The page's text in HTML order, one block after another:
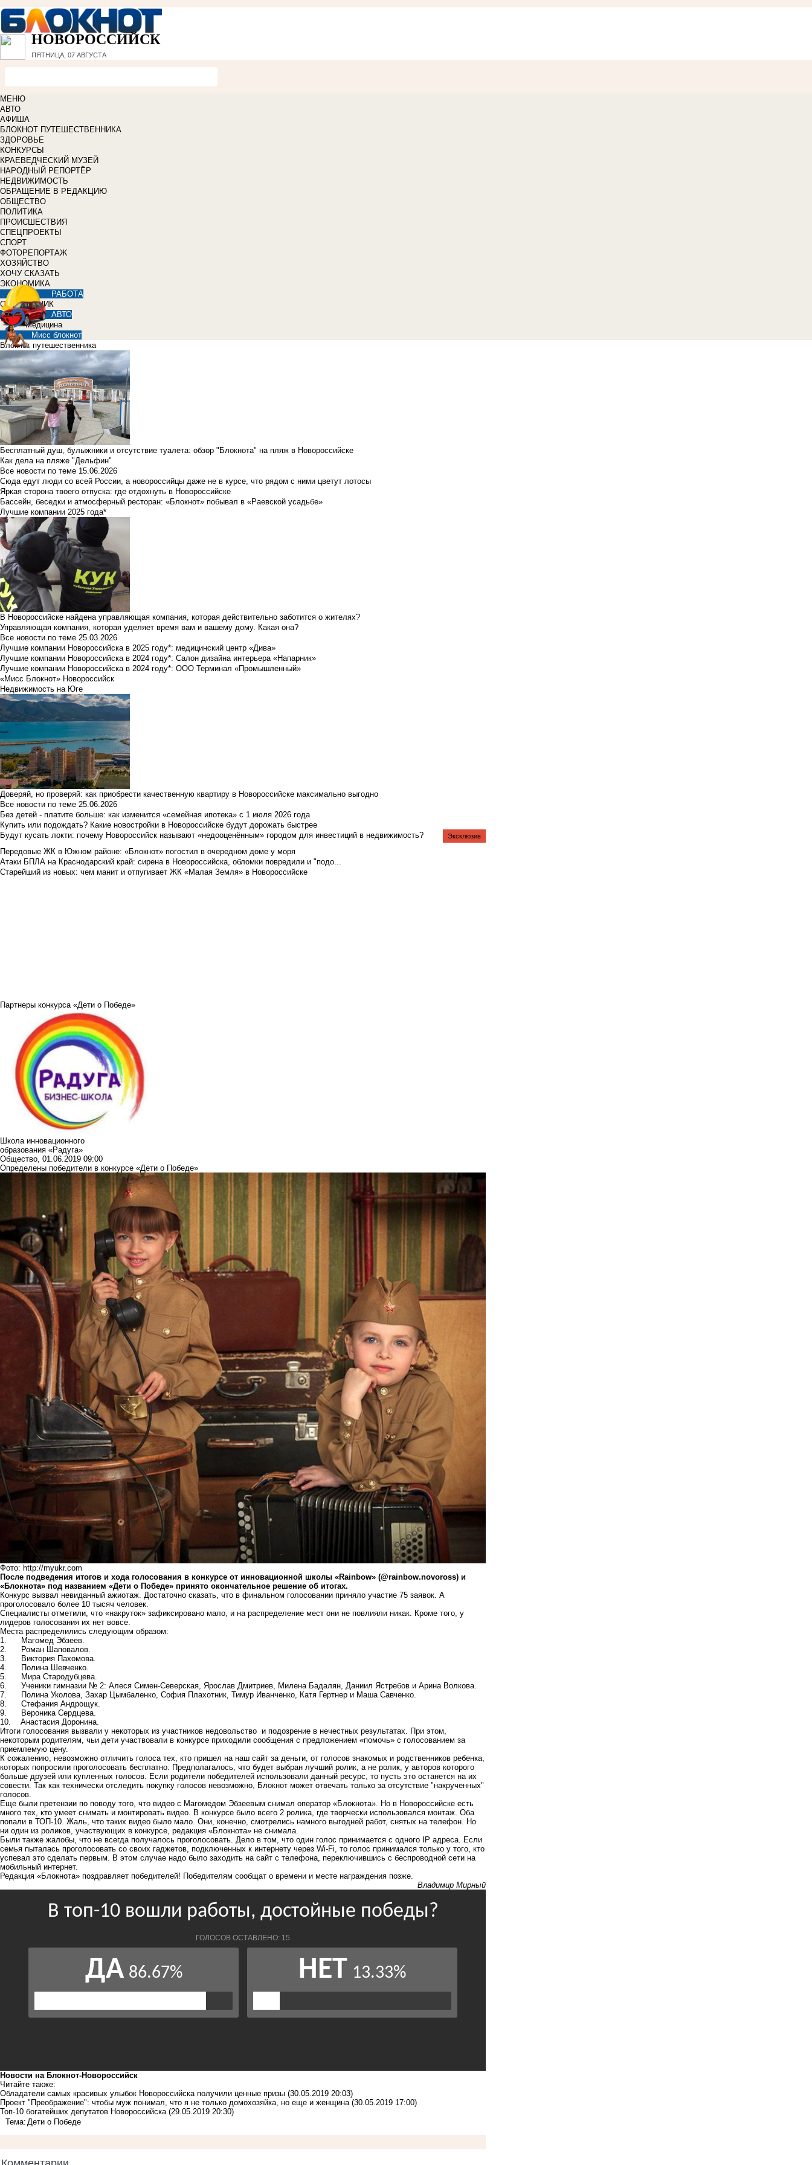
НОВОРОССИЙСК
ПЯТНИЦА, 07 АВГУСТА
МЕНЮ
АВТО
АФИША
БЛОКНОТ ПУТЕШЕСТВЕННИКА
ЗДОРОВЬЕ
КОНКУРСЫ
КРАЕВЕДЧЕСКИЙ МУЗЕЙ
НАРОДНЫЙ РЕПОРТЁР
НЕДВИЖИМОСТЬ
ОБРАЩЕНИЕ В РЕДАКЦИЮ
ОБЩЕСТВО
ПОЛИТИКА
ПРОИСШЕСТВИЯ
СПЕЦПРОЕКТЫ
СПОРТ
ФОТОРЕПОРТАЖ
ХОЗЯЙСТВО
ХОЧУ СКАЗАТЬ
ЭКОНОМИКА
РАБОТА
СПРАВОЧНИК
АВТО
Медицина
Мисс блокнот
Блокнот путешественника
Бесплатный душ, булыжники и отсутствие туалета: обзор "Блокнота" на пляж в Новороссийске
Как дела на пляже "Дельфин"
Все новости по теме 15.06.2026
Сюда едут люди со всей России, а новороссийцы даже не в курсе, что рядом с ними цветут лотосы
Яркая сторона твоего отпуска: где отдохнуть в Новороссийске
Бассейн, беседки и атмосферный ресторан: «Блокнот» побывал в «Раевской усадьбе»
Лучшие компании 2025 года*
В Новороссийске найдена управляющая компания, которая действительно заботится о жителях?
Управляющая компания, которая уделяет время вам и вашему дому. Какая она?
Все новости по теме 25.03.2026
Лучшие компании Новороссийска в 2025 году*: медицинский центр «Дива»
Лучшие компании Новороссийска в 2024 году*: Салон дизайна интерьера «Напарник»
Лучшие компании Новороссийска в 2024 году*: ООО Терминал «Промышленный»
«Мисс Блокнот» Новороссийск
Недвижимость на Юге
Доверяй, но проверяй: как приобрести качественную квартиру в Новороссийске максимально выгодно
Все новости по теме 25.06.2026
Без детей - платите больше: как изменится «семейная ипотека» с 1 июля 2026 года
Купить или подождать? Какие новостройки в Новороссийске будут дорожать быстрее
Будут кусать локти: почему Новороссийск называют «недооценённым» городом для инвестиций в недвижимость?
Передовые ЖК в Южном районе: «Блокнот» погостил в очередном доме у моря
Атаки БПЛА на Краснодарский край: сирена в Новороссийска, обломки повредили и "подо...
Старейший из новых: чем манит и отпугивает ЖК «Малая Земля» в Новороссийске
Эксклюзив
Партнеры конкурса «Дети о Победе»
Школа инновационного
образования «Радуга»
Общество, 01.06.2019 09:00
Определены победители в конкурсе «Дети о Победе»
Фото: http://myukr.com
После подведения итогов и хода голосования в конкурсе от инновационной школы «Rainbow» (@rainbow.novoross) и
«Блокнота» под названием «Дети о Победе» принято окончательное решение об итогах.
Конкурс вызвал невиданный ажиотаж. Достаточно сказать, что в финальном голосовании приняло участие 75 заявок. А
проголосовало более 10 тысяч человек.
Специалисты отметили, что «накруток» зафиксировано мало, и на распределение мест они не повлияли никак. Кроме того, у
лидеров голосования их нет вовсе.
Места распределились следующим образом:
1. Магомед Эбзеев.
2. Роман Шаповалов.
3. Виктория Пахомова.
4. Полина Шевченко.
5. Мира Стародубцева.
6. Ученики гимназии № 2: Алеся Симен-Северская, Ярослав Дмитриев, Милена Бадалян, Даниил Ястребов и Арина Волкова.
7. Полина Уколова, Захар Цымбаленко, София Плахотник, Тимур Иванченко, Катя Гертнер и Маша Савченко.
8. Стефания Андрощук.
9. Вероника Сердцева.
10. Анастасия Доронина.
Итоги голосования вызвали у некоторых из участников недовольство и подозрение в нечестных результатах. При этом,
некоторым родителям, чьи дети участвовали в конкурсе приходили сообщения с предложением «помочь» с голосованием за
приемлемую цену.
К сожалению, невозможно отличить голоса тех, кто пришел на наш сайт за деньги, от голосов знакомых и родственников ребенка,
которых попросили проголосовать бесплатно. Предполагалось, что будет выбран лучший ролик, а не ролик, у авторов которого
больше друзей или купленных голосов. Если родители победителей использовали данный ресурс, то пусть это останется на их
совести. Так как технически отследить покупку голосов невозможно, Блокнот может отвечать только за отсутствие "накрученных"
голосов.
Еще были претензии по поводу того, что видео с Магомедом Эбзеевым снимал оператор «Блокнота». Но в Новороссийске есть
много тех, кто умеет снимать и монтировать видео. В конкурсе было всего 2 ролика, где творчески использовался монтаж. Оба
попали в ТОП-10. Жаль, что таких видео было мало. Они, конечно, смотрелись намного выгодней работ, снятых на телефон. Но
ни один из роликов, участвующих в конкурсе, редакция «Блокнота» не снимала.
Были также жалобы, что не всегда получалось проголосовать. Дело в том, что один голос принимается с одного IP адреса. Если
семья пыталась проголосовать со своих гаджетов, подключенных к интернету через Wi-Fi, то голос принимался только у того, кто
успевал это сделать первым. В этом случае надо было заходить на сайт с телефона, переключившись с беспроводной сети на
мобильный интернет.
Редакция «Блокнота» поздравляет победителей! Победителям сообщат о времени и месте награждения позже.
Владимир Мирный
Новости на Блoкнoт-Новороссийск
Читайте также:
Обладатели самых красивых улыбок Новороссийска получили ценные призы (30.05.2019 20:03)
Проект "Преображение": чтобы муж понимал, что я не только домохозяйка, но еще и женщина (30.05.2019 17:00)
Топ-10 богатейших депутатов Новороссийска (29.05.2019 20:30)
Тема: Дети о Победе